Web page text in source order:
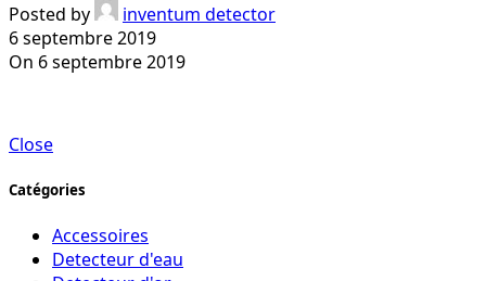
Posted by
inventum detector
6 septembre 2019
On 6 septembre 2019
Close
Catégories
Accessoires
Detecteur d'eau